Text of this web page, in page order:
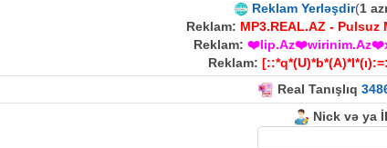
Reklam Yerləşdir(1
Reklam: MP3.REAL.AZ - Pulsuz
Reklam:
Reklam:
Real Tanışlıq
Nick və ya